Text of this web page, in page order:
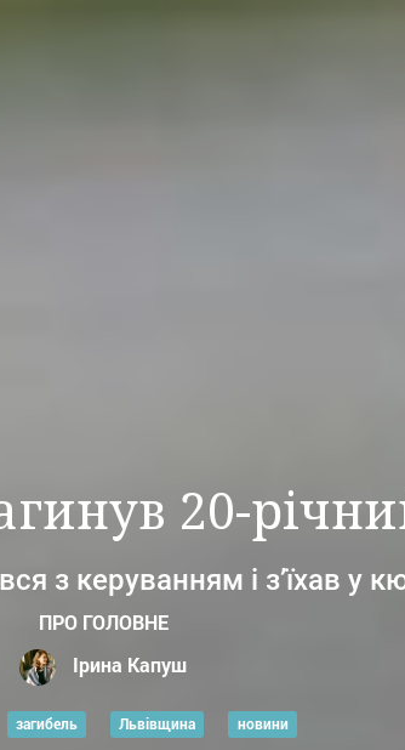
20-
з керуванням і з’їхав у
ПРО ГОЛОВНЕ
Ірина Капуш
загибель Львівщина новини